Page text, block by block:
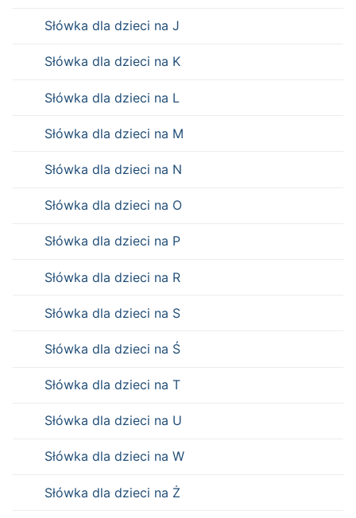
Słówka dla dzieci na J
Słówka dla dzieci na K
Słówka dla dzieci na L
Słówka dla dzieci na M
Słówka dla dzieci na N
Słówka dla dzieci na O
Słówka dla dzieci na P
Słówka dla dzieci na R
Słówka dla dzieci na S
Słówka dla dzieci na Ś
Słówka dla dzieci na T
Słówka dla dzieci na U
Słówka dla dzieci na W
Słówka dla dzieci na Ż